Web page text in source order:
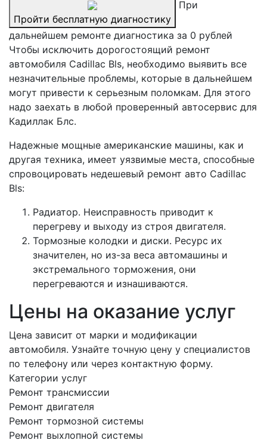
Пройти бесплатную диагностику
При
дальнейшем ремонте диагностика за 0 рублей
Чтобы исключить дорогостоящий ремонт
автомобиля Cadillac Bls, необходимо выявить все
незначительные проблемы, которые в дальнейшем
могут привести к серьезным поломкам. Для этого
надо заехать в любой проверенный автосервис для
Кадиллак Блс.
Надежные мощные американские машины, как и
другая техника, имеет уязвимые места, способные
спровоцировать недешевый ремонт авто Cadillac
Bls:
Радиатор. Неисправность приводит к
перегреву и выходу из строя двигателя.
Тормозные колодки и диски. Ресурс их
значителен, но из-за веса автомашины и
экстремального торможения, они
перегреваются и изнашиваются.
Цены на оказание услуг
Цена зависит от марки и модификации
автомобиля. Узнайте точную цену у специалистов
по телефону или через контактную форму.
Категории услуг
Ремонт трансмиссии
Ремонт двигателя
Ремонт тормозной системы
Ремонт выхлопной системы